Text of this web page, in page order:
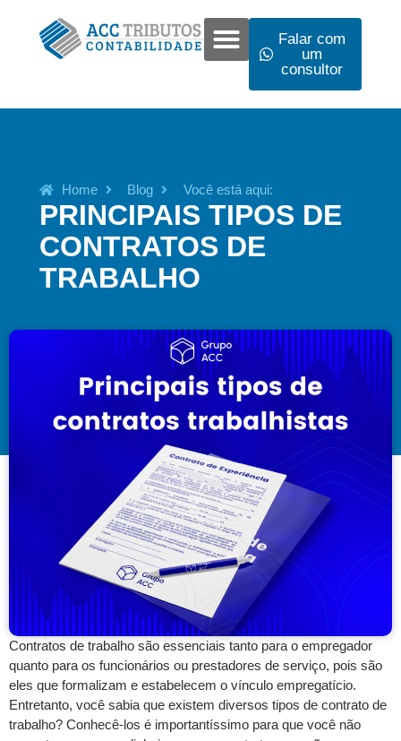
Falar com
um
consultor
Home Blog Você está aqui:
PRINCIPAIS TIPOS DE
CONTRATOS DE
TRABALHO
Contratos de trabalho são essenciais tanto para o empregador
quanto para os funcionários ou prestadores de serviço, pois são
eles que formalizam e estabelecem o vínculo empregatício.
Entretanto, você sabia que existem diversos tipos de contrato de
trabalho? Conhecê-los é importantíssimo para que você não